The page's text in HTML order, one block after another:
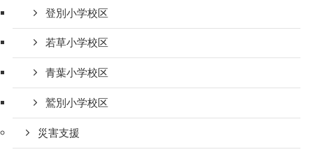
登別小学校区
若草小学校区
青葉小学校区
鷲別小学校区
災害支援